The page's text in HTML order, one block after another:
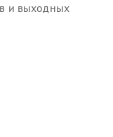
и выходных